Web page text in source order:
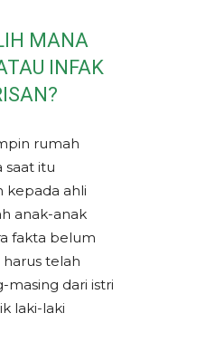
MANA
INFAK
rumah
saat itu
kepada ahli
anak-anak
fakta belum
telah
masing dari istri
laki-laki